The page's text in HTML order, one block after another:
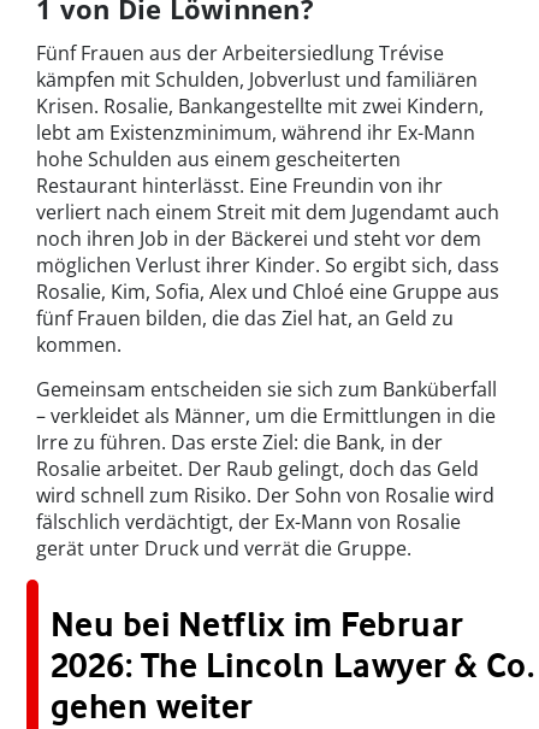
1 von Die Löwinnen?
Fünf Frauen aus der Arbeitersiedlung Trévise
kämpfen mit Schulden, Jobverlust und familiären
Krisen. Rosalie, Bankangestellte mit zwei Kindern,
lebt am Existenzminimum, während ihr Ex-Mann
hohe Schulden aus einem gescheiterten
Restaurant hinterlässt. Eine Freundin von ihr
verliert nach einem Streit mit dem Jugendamt auch
noch ihren Job in der Bäckerei und steht vor dem
möglichen Verlust ihrer Kinder. So ergibt sich, dass
Rosalie, Kim, Sofia, Alex und Chloé eine Gruppe aus
fünf Frauen bilden, die das Ziel hat, an Geld zu
kommen.
Gemeinsam entscheiden sie sich zum Banküberfall
– verkleidet als Männer, um die Ermittlungen in die
Irre zu führen. Das erste Ziel: die Bank, in der
Rosalie arbeitet. Der Raub gelingt, doch das Geld
wird schnell zum Risiko. Der Sohn von Rosalie wird
fälschlich verdächtigt, der Ex-Mann von Rosalie
gerät unter Druck und verrät die Gruppe.
Neu bei Netflix im Februar
2026: The Lincoln Lawyer & Co.
gehen weiter